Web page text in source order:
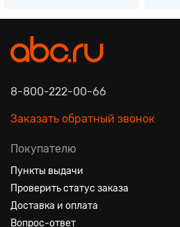
8-800-222-00-66
Заказать обратный звонок
Покупателю
Пункты выдачи
Проверить статус заказа
Доставка и оплата
Вопрос-ответ